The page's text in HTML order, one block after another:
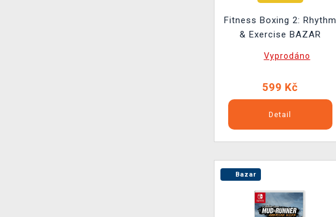
Fitness Boxing 2: Rhythm
& Exercise BAZAR
Vyprodáno
599 Kč
Detail
Bazar